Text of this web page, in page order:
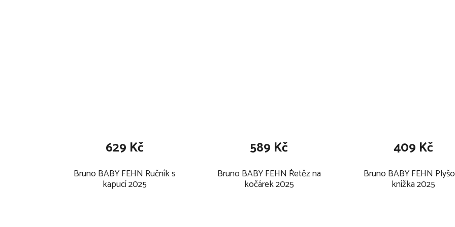
Bruno BABY FEHN Ručník s
kapucí 2025
629 Kč
Bruno BABY FEHN Řetěz na
kočárek 2025
589 Kč
Bruno BABY FEHN
knížka 2025
409 Kč